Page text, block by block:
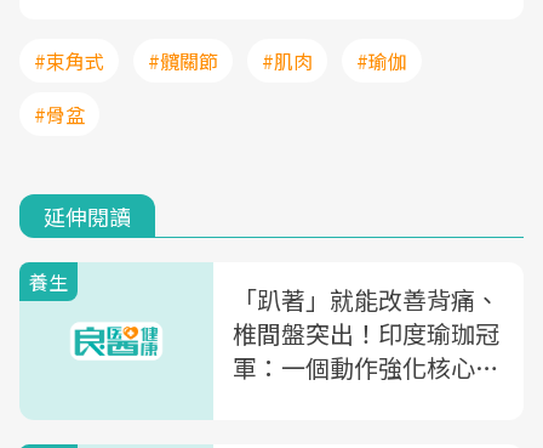
#束角式 #髖關節 #肌肉
#瑜伽
#骨盆
延伸閱讀
養生
「趴著」就能改善背痛、
椎間盤突出！印度瑜珈冠
軍：一個動作強化核心肌